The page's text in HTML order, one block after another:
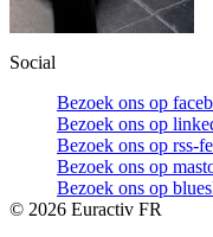
Social
Bezoek ons op
Bezoek ons op
Bezoek ons op rss-
Bezoek ons op
Bezoek ons op
© 2026 Euractiv FR